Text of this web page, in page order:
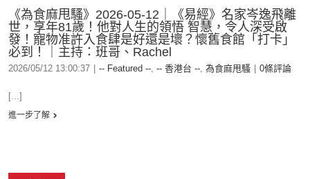
《為食麻甩騷》2026-05-12｜《易經》名家岑逸飛離
世，享年81歲！他對人生的領悟 智慧，令人深受啟
發！寵物准許入食肆是好還是壞？懷舊食館「打卡」
必到！｜主持：班哥、Rachel
2026/05/12 13:00:37 -- Featured --, -- 香港台 --, 為食麻甩騷 0條評論
[...]
進一步了解